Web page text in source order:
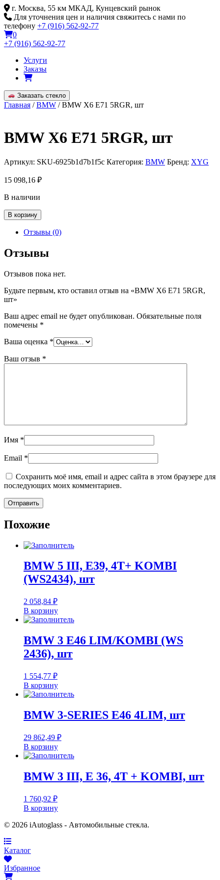
Skip
to
content
г. Москва, 55 км МКАД, Кунцевский рынок
Для уточнения цен и наличия свяжитесь с нами по
телефону +7 (916) 562-92-77
0
+7 (916) 562-92-77
Услуги
Заказы
Заказать стекло
Главная /BMW / BMW X6 E71 5RGR, шт
BMW X6 E71 5RGR, шт
Артикул: SKU-6925b1d7b1f5c Категория: BMW Бренд: XYG
15 098,16 ₽
В наличии
Количество
товара
BMW
E71
5RGR,
В корзину
Отзывы (0)
Отзывы
Отзывов пока нет.
Будьте первым, кто оставил отзыв на «BMW X6 E71 5RGR,
шт»
Ваш адрес email не будет опубликован. Обязательные поля
помечены *
Ваша оценка *
Ваш отзыв *
Имя *
Email *
Сохранить моё имя, email и адрес сайта в этом браузере для
последующих моих комментариев.
Похожие
BMW 5 III, E39, 4T+ KOMBI
(WS2434), шт
2 058,84 ₽
В корзину
BMW 3 E46 LIM/KOMBI (WS
2436), шт
1 554,77 ₽
В корзину
BMW 3-SERIES E46 4LIM, шт
29 862,49 ₽
В корзину
BMW 3 III, E 36, 4T + KOMBI, шт
1 760,92 ₽
В корзину
© 2026 iAutoglass - Автомобильные стекла.
Каталог
Избранное